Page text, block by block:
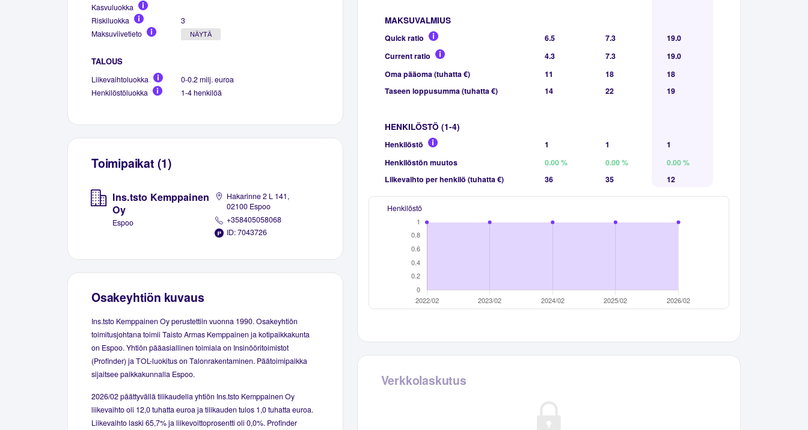
Kasvuluokka
Riskiluokka
3
Maksuviivetieto
NÄYTÄ
TALOUS
Liikevaihtoluokka
0-0.2 milj. euroa
Henkilöstöluokka
1-4 henkilöä
Toimipaikat (1)
Ins.tsto Kemppainen
Oy
Espoo
Hakarinne 2 L 141,
02100 Espoo
+358405058068
ID: 7043726
Osakeyhtiön kuvaus
Ins.tsto Kemppainen Oy perustettiin vuonna 1990. Osakeyhtiön
toimitusjohtana toimii Taisto Armas Kemppainen ja kotipaikkakunta
on Espoo. Yhtiön pääasiallinen toimiala on Insinööritoimistot
(Profinder) ja TOL-luokitus on Talonrakentaminen. Päätoimipaikka
sijaitsee paikkakunnalla Espoo.
2026/02 päättyvällä tilikaudella yhtiön Ins.tsto Kemppainen Oy
liikevaihto oli 12,0 tuhatta euroa ja tilikauden tulos 1,0 tuhatta euroa.
Liikevaihto laski 65,7% ja liikevoittoprosentti oli 0,0%. Profinder
MAKSUVALMIUS
Quick ratio 6.5 7.3
19.0
Current ratio
4.3 7.3
19.0
Oma pääoma (tuhatta €)
11 18
18
Taseen loppusumma (tuhatta €)
14 22 19
HENKILÖSTÖ (1-4)
Henkilöstö 1 1
1
Henkilöstön muutos
0.00 % 0.00 %
0.00 %
Liikevaihto per henkilö (tuhatta €)
36 35 12
Henkilöstö
Verkkolaskutus